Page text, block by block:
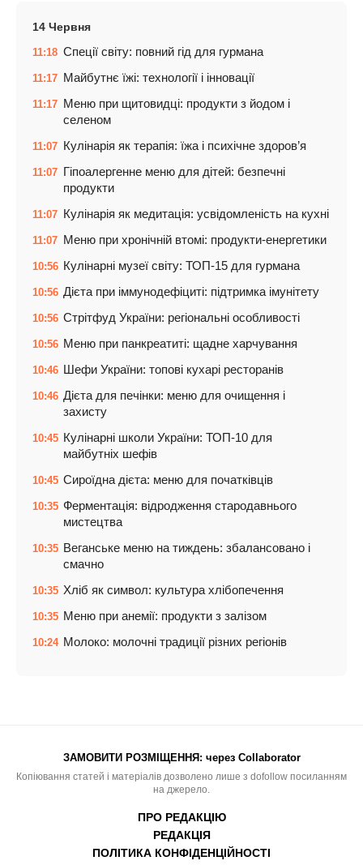
14 Червня
11:18 Спеції світу: повний гід для гурмана
11:17 Майбутнє їжі: технології і інновації
11:17 Меню при щитовидці: продукти з йодом і
селеном
11:07 Кулінарія як терапія: їжа і психічне здоров’я
11:07 Гіпоалергенне меню для дітей: безпечні
продукти
11:07 Кулінарія як медитація: усвідомленість на кухні
11:07 Меню при хронічній втомі: продукти-енергетики
10:56 Кулінарні музеї світу: ТОП-15 для гурмана
10:56 Дієта при іммунодефіциті: підтримка імунітету
10:56 Стрітфуд України: регіональні особливості
10:56 Меню при панкреатиті: щадне харчування
10:46 Шефи України: топові кухарі ресторанів
10:46 Дієта для печінки: меню для очищення і
захисту
10:45 Кулінарні школи України: ТОП-10 для
майбутніх шефів
10:45 Сироїдна дієта: меню для початківців
10:35 Ферментація: відродження стародавнього
мистецтва
10:35 Веганське меню на тиждень: збалансовано і
смачно
10:35 Хліб як символ: культура хлібопечення
10:35 Меню при анемії: продукти з залізом
10:24 Молоко: молочні традиції різних регіонів
ЗАМОВИТИ РОЗМІЩЕННЯ: через Collaborator
Копіювання статей і матеріалів дозволено лише з dofollow посиланням
на джерело.
ПРО РЕДАКЦІЮ
РЕДАКЦІЯ
ПОЛІТИКА КОНФІДЕНЦІЙНОСТІ